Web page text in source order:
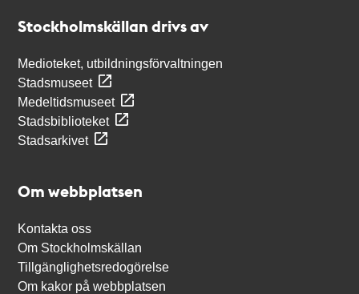
Stockholmskällan drivs av
Medioteket, utbildningsförvaltningen
Stadsmuseet
Medeltidsmuseet
Stadsbiblioteket
Stadsarkivet
Om webbplatsen
Kontakta oss
Om Stockholmskällan
Tillgänglighetsredogörelse
Om kakor på webbplatsen